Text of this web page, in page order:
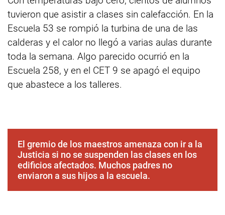
tuvieron que asistir a clases sin calefacción. En la
Escuela 53 se rompió la turbina de una de las
calderas y el calor no llegó a varias aulas durante
toda la semana. Algo parecido ocurrió en la
Escuela 258, y en el CET 9 se apagó el equipo
que abastece a los talleres.
El gremio de los maestros amenaza con ir a la
Justicia si no se suspenden las clases en los
edificios afectados. Muchos padres no
enviaron a sus hijos a la escuela.